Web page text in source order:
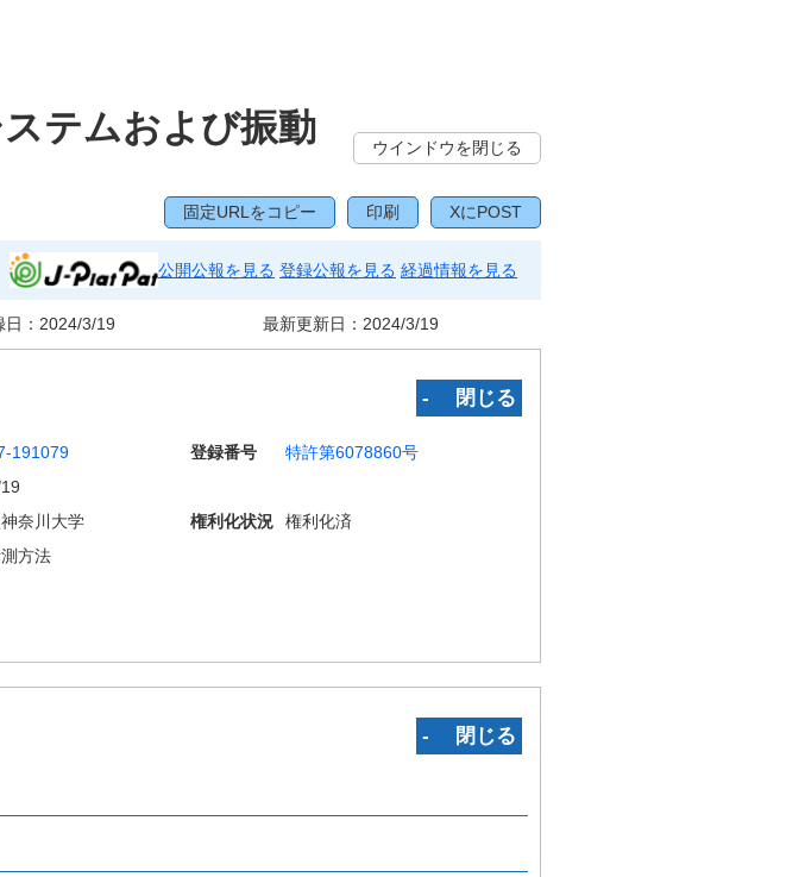
テムおよび振動
ウインドウを閉じる
固定URLをコピー 印刷 XにPOST
公開公報を見る 登録公報を見る 経過情報を見る
： 2024/3/19 最新更新日： 2024/3/19
‐ 閉じる
191079 登録番号
特許第6078860号
奈川大学 権利化状況
権利化済
方法
‐ 閉じる